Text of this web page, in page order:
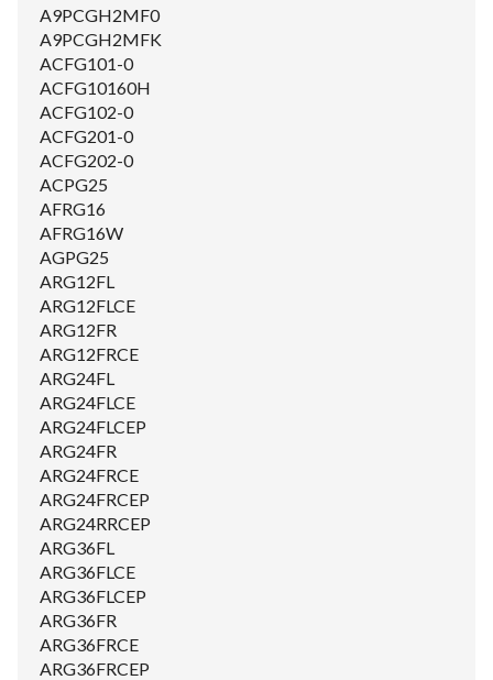
A9PCGH2MF0
A9PCGH2MFK
ACFG101-0
ACFG10160H
ACFG102-0
ACFG201-0
ACFG202-0
ACPG25
AFRG16
AFRG16W
AGPG25
ARG12FL
ARG12FLCE
ARG12FR
ARG12FRCE
ARG24FL
ARG24FLCE
ARG24FLCEP
ARG24FR
ARG24FRCE
ARG24FRCEP
ARG24RRCEP
ARG36FL
ARG36FLCE
ARG36FLCEP
ARG36FR
ARG36FRCE
ARG36FRCEP